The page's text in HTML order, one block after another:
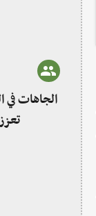
الجاهات في